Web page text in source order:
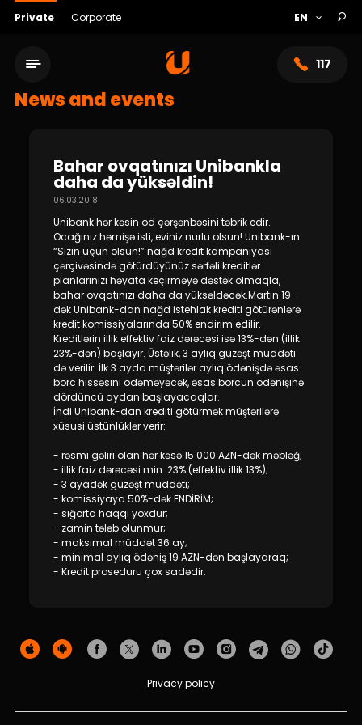
Private Corporate
117
Service network
About bank
Sustainability
Cashback
Tariffs
Human Resources
Contact us
F.A.Q
News and events
Bahar ovqatınızı Unibankla
daha da yüksəldin!
06.03.2018
Unibank hər kəsin od çərşənbəsini təbrik edir.
Ocağınız həmişə isti, eviniz nurlu olsun! Unibank-ın
“Sizin üçün olsun!” nağd kredit kampaniyası
çərçivəsində götürdüyünüz sərfəli kreditlər
planlarınızı həyata keçirməyə dəstək olmaqla,
bahar ovqatınızı daha da yüksəldəcək.Martın 19-
dək Unibank-dan nağd istehlak krediti götürənlərə
kredit komissiyalarında 50% endirim edilir.
Kreditlərin illik effektiv faiz dərəcəsi isə 13%-dən (illik
23%-dən) başlayır. Üstəlik, 3 aylıq güzəşt müddəti
də verilir. İlk 3 ayda müştərilər aylıq ödənişdə əsas
borc hissəsini ödəməyəcək, əsas borcun ödənişinə
dördüncü aydan başlayacaqlar.
İndi Unibank-dan krediti götürmək müştərilərə
xüsusi üstünlüklər verir:
- rəsmi gəliri olan hər kəsə 15 000 AZN-dək məbləğ;
- illik faiz dərəcəsi min. 23% (effektiv illik 13%);
- 3 ayadək güzəşt müddəti;
- komissiyaya 50%-dək ENDİRİM;
- sığorta haqqı yoxdur;
- zamin tələb olunmur;
- maksimal müddət 36 ay;
- minimal aylıq ödəniş 19 AZN-dən başlayaraq;
- Kredit proseduru çox sadədir.
Privacy policy